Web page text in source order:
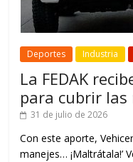
Deportes Industria
La FEDAK
para cubrir las
31 de julio de 2026
Con este aporte,
manejes… ¡Maltrátala!’